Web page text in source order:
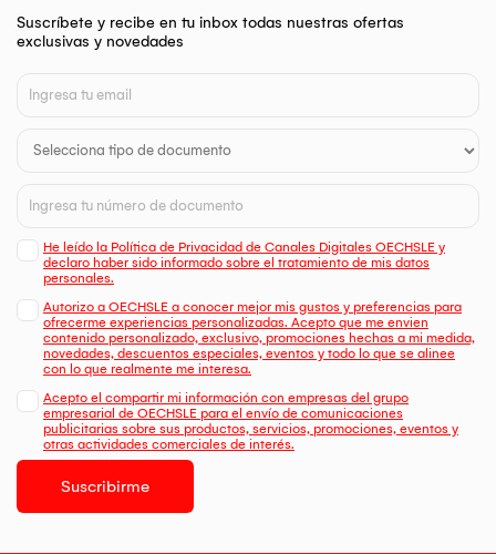
Suscríbete y recibe en tu inbox todas nuestras ofertas
exclusivas y novedades
He leído la Política de Privacidad de Canales Digitales OECHSLE y
declaro haber sido informado sobre el tratamiento de mis datos
personales.
Autorizo a OECHSLE a conocer mejor mis gustos y preferencias para
ofrecerme experiencias personalizadas. Acepto que me envien
contenido personalizado, exclusivo, promociones hechas a mi medida,
novedades, descuentos especiales, eventos y todo lo que se alinee
con lo que realmente me interesa.
Acepto el compartir mi información con empresas del grupo
empresarial de OECHSLE para el envío de comunicaciones
publicitarias sobre sus productos, servicios, promociones, eventos y
otras actividades comerciales de interés.
Suscribirme